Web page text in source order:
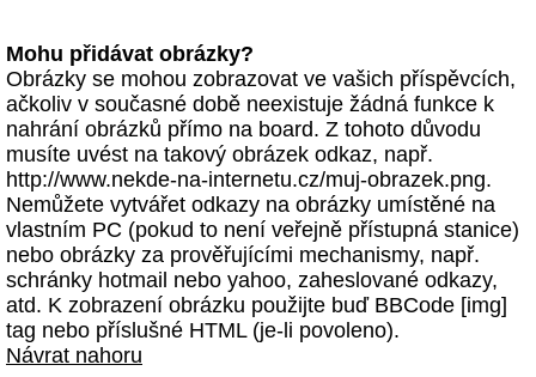
Mohu přidávat obrázky?
Obrázky se mohou zobrazovat ve vašich příspěvcích,
ačkoliv v současné době neexistuje žádná funkce k
nahrání obrázků přímo na board. Z tohoto důvodu
musíte uvést na takový obrázek odkaz, např.
http://www.nekde-na-internetu.cz/muj-obrazek.png.
Nemůžete vytvářet odkazy na obrázky umístěné na
vlastním PC (pokud to není veřejně přístupná stanice)
nebo obrázky za prověřujícími mechanismy, např.
schránky hotmail nebo yahoo, zaheslované odkazy,
atd. K zobrazení obrázku použijte buď BBCode [img]
tag nebo příslušné HTML (je-li povoleno).
Návrat nahoru